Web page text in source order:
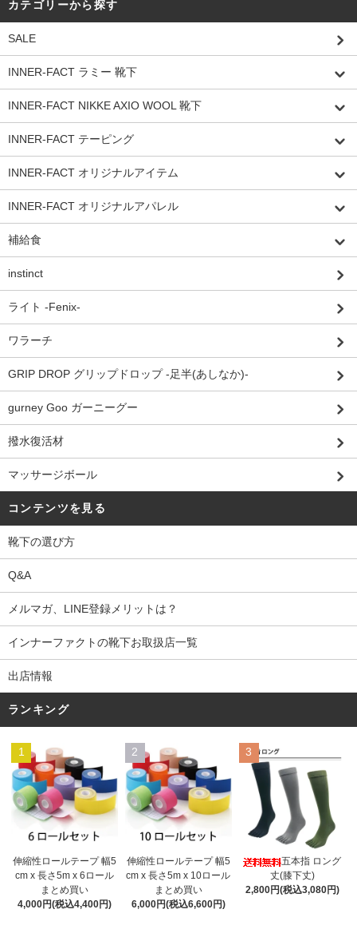
カテゴリーから探す
SALE
INNER-FACT ラミー 靴下
INNER-FACT NIKKE AXIO WOOL 靴下
INNER-FACT テーピング
INNER-FACT オリジナルアイテム
INNER-FACT オリジナルアパレル
補給食
instinct
ライト -Fenix-
ワラーチ
GRIP DROP グリップドロップ -足半(あしなか)-
gurney Goo ガーニーグー
撥水復活材
マッサージボール
コンテンツを見る
靴下の選び方
Q&A
メルマガ、LINE登録メリットは？
インナーファクトの靴下お取扱店一覧
出店情報
ランキング
1
伸縮性ロールテープ 幅5
cm x 長さ5m x 6ロール
まとめ買い
4,000円(税込4,400円)
2
伸縮性ロールテープ 幅5
cm x 長さ5m x 10ロール
まとめ買い
6,000円(税込6,600円)
3
五本指 ロング
丈(膝下丈)
2,800円(税込3,080円)